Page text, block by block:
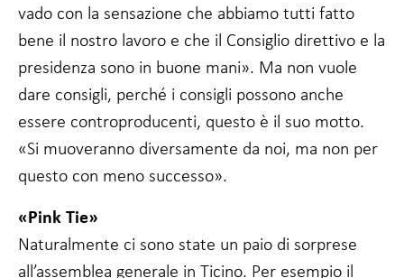
vado con la sensazione che abbiamo tutti fatto
bene il nostro lavoro e che il Consiglio direttivo e la
presidenza sono in buone mani». Ma non vuole
dare consigli, perché i consigli possono anche
essere controproducenti, questo è il suo motto.
«Si muoveranno diversamente da noi, ma non per
questo con meno successo».
«Pink Tie»
Naturalmente ci sono state un paio di sorprese
all’assemblea generale in Ticino. Per esempio il